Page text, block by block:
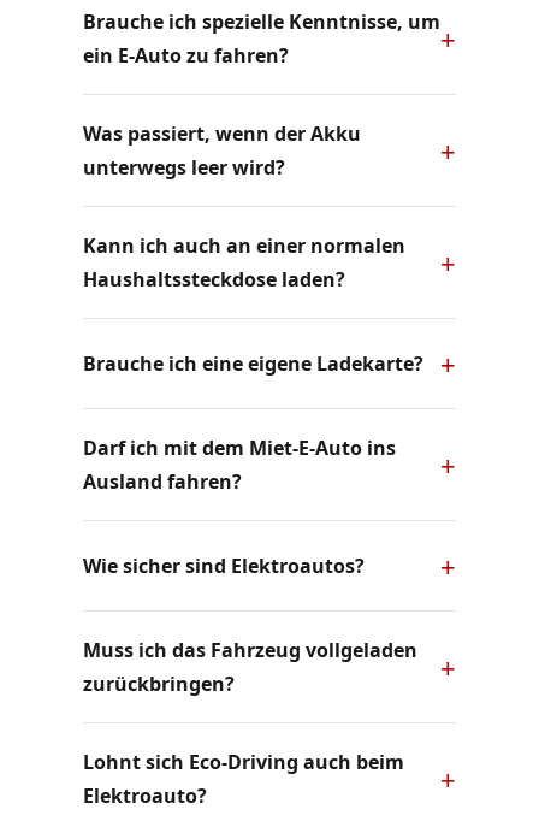
Brauche ich spezielle Kenntnisse, um
ein E-Auto zu fahren?
Was passiert, wenn der Akku
unterwegs leer wird?
Kann ich auch an einer normalen
Haushaltssteckdose laden?
Brauche ich eine eigene Ladekarte?
Darf ich mit dem Miet-E-Auto ins
Ausland fahren?
Wie sicher sind Elektroautos?
Muss ich das Fahrzeug vollgeladen
zurückbringen?
Lohnt sich Eco-Driving auch beim
Elektroauto?